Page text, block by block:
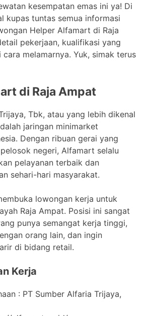
kesempatan emas ini ya! Di
kupas tuntas semua informasi
Helper Alfamart di Raja
pekerjaan, kualifikasi yang
melamarnya. Yuk, simak terus
di Raja Ampat
Tbk, atau yang lebih dikenal
jaringan minimarket
Dengan ribuan gerai yang
negeri, Alfamart selalu
pelayanan terbaik dan
sehari-hari masyarakat.
lowongan kerja untuk
Raja Ampat. Posisi ini sangat
punya semangat kerja tinggi,
orang lain, dan ingin
di bidang retail.
Kerja
: PT Sumber Alfaria Trijaya,